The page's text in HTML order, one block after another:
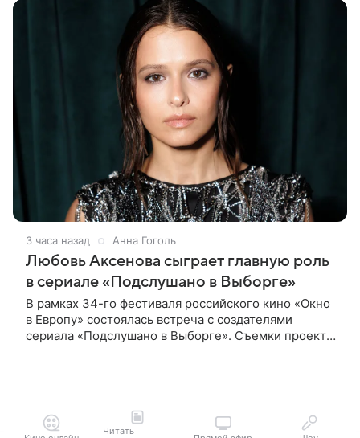
3 часа назад Анна Гоголь
Любовь Аксенова сыграет главную роль
в сериале «Подслушано в Выборге»
В рамках 34-го фестиваля российского кино «Окно
в Европу» состоялась встреча с создателями
сериала «Подслушано в Выборге». Съемки проекта
Читать